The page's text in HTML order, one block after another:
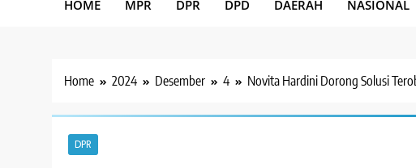
HOME MPR DPR DPD DAERAH NASIONAL
Home 2024 Desember 4 Novita Hardini Dorong Solusi
DPR